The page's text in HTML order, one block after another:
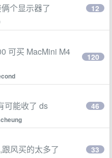
个显示器了 12
可买 MacMini M4
120
可能收了 ds 46
风买的太多了 33